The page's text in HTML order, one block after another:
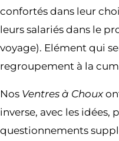
confortés dans leur
leurs salariés dans le
voyage). Elément qui
regroupement à la
Nos Ventres à Choux
inverse, avec les idées,
questionnements